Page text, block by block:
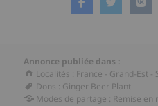
Annonce publiée dans :
Localités : France - Grand-Est -
Dons : Ginger Beer Plant
Modes de partage : Remise en